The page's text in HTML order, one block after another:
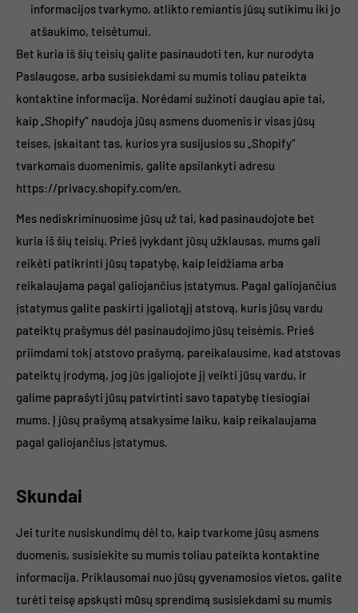
informacijos tvarkymo, atlikto remiantis jūsų sutikimu iki jo
atšaukimo, teisėtumui.
Bet kuria iš šių teisių galite pasinaudoti ten, kur nurodyta
Paslaugose, arba susisiekdami su mumis toliau pateikta
kontaktine informacija. Norėdami sužinoti daugiau apie tai,
kaip „Shopify“ naudoja jūsų asmens duomenis ir visas jūsų
teises, įskaitant tas, kurios yra susijusios su „Shopify“
tvarkomais duomenimis, galite apsilankyti adresu
https://privacy.shopify.com/en.
Mes nediskriminuosime jūsų už tai, kad pasinaudojote bet
kuria iš šių teisių. Prieš įvykdant jūsų užklausas, mums gali
reikėti patikrinti jūsų tapatybę, kaip leidžiama arba
reikalaujama pagal galiojančius įstatymus. Pagal galiojančius
įstatymus galite paskirti įgaliotąjį atstovą, kuris jūsų vardu
pateiktų prašymus dėl pasinaudojimo jūsų teisėmis. Prieš
priimdami tokį atstovo prašymą, pareikalausime, kad atstovas
pateiktų įrodymą, jog jūs įgaliojote jį veikti jūsų vardu, ir
galime paprašyti jūsų patvirtinti savo tapatybę tiesiogiai
mums. Į jūsų prašymą atsakysime laiku, kaip reikalaujama
pagal galiojančius įstatymus.
Skundai
Jei turite nusiskundimų dėl to, kaip tvarkome jūsų asmens
duomenis, susisiekite su mumis toliau pateikta kontaktine
informacija. Priklausomai nuo jūsų gyvenamosios vietos, galite
turėti teisę apskųsti mūsų sprendimą susisiekdami su mumis